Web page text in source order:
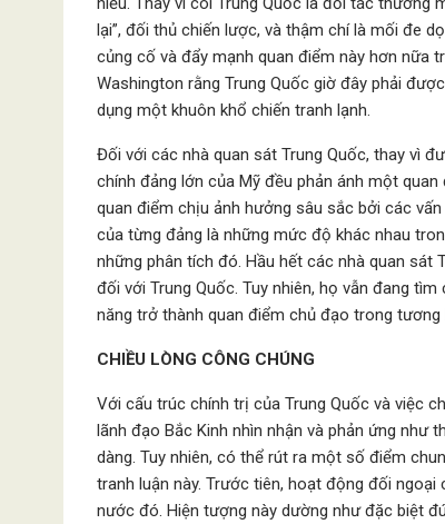
lại”, đối thủ chiến lược, và thậm chí là mối đe
củng cố và đẩy mạnh quan điểm này hơn nữa
Washington rằng Trung Quốc giờ đây phải
dụng một khuôn khổ chiến tranh lạnh.
Đối với các nhà quan sát Trung Quốc, thay vì
chính đảng lớn của Mỹ đều phản ánh một
quan điểm chịu ảnh hưởng sâu sắc bởi các
của từng đảng là những mức độ khác nhau
những phân tích đó. Hầu hết các nhà quan
đối với Trung Quốc. Tuy nhiên, họ vẫn đang
năng trở thành quan điểm chủ đạo trong tương
CHIỀU LÒNG CÔNG CHÚNG
Với cấu trúc chính trị của Trung Quốc và việc
lãnh đạo Bắc Kinh nhìn nhận và phản ứng như
dàng. Tuy nhiên, có thể rút ra một số điểm
tranh luận này. Trước tiên, hoạt động đối
nước đó. Hiện tượng này dường như đặc biệt